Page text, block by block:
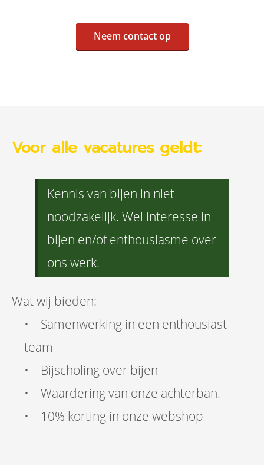
Neem contact op
Voor alle vacatures geldt:
Kennis van bijen in niet
noodzakelijk. Wel interesse in
bijen en/of enthousiasme over
ons werk.
Wat wij bieden:
• Samenwerking in een enthousiast
team
• Bijscholing over bijen
• Waardering van onze achterban.
• 10% korting in onze webshop